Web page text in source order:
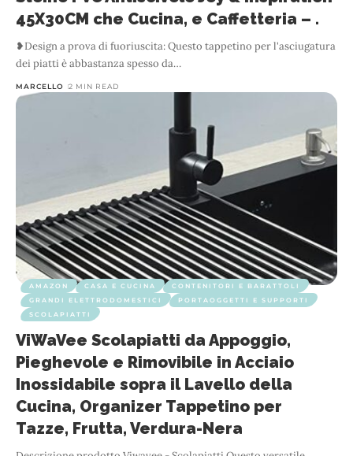
45X30CM che Cucina, e Caffetteria – .
❥Design a prova di fuoriuscita: Questo tappetino per l'asciugatura
dei piatti è abbastanza spesso da…
MARCELLO 2 MIN READ
AMAZON CASA E CUCINA
CONTENITORI E BARATTOLI
GRANDI ELETTRODOMESTICI
PORTAOGGETTI E SUPPORTI
SCOLAPIATTI
ViWaVee Scolapiatti da Appoggio,
Pieghevole e Rimovibile in Acciaio
Inossidabile sopra il Lavello della
Cucina, Organizer Tappetino per
Tazze, Frutta, Verdura-Nera